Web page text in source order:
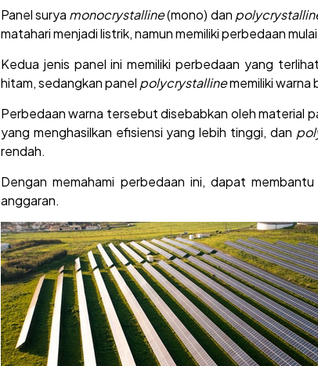
Panel surya monocrystalline(mono) dan
matahari menjadi listrik, namun memiliki perbedaan
Kedua jenis panel ini memiliki perbedaan yang
hitam, sedangkan panel polycrystallinememiliki warna
Perbedaan warna tersebut disebabkan oleh material
yang menghasilkan efisiensi yang lebih tinggi, dan
rendah.
Dengan memahami perbedaan ini, dapat
anggaran.